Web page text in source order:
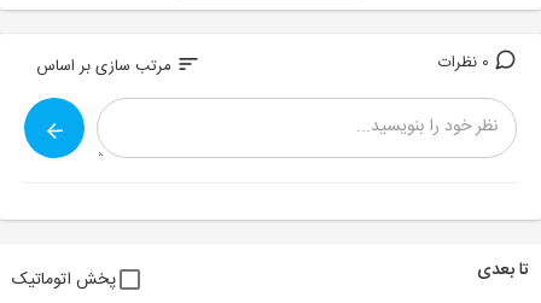
sort مرتب سازی بر اساس
تا بعدی پخش اتوماتیک